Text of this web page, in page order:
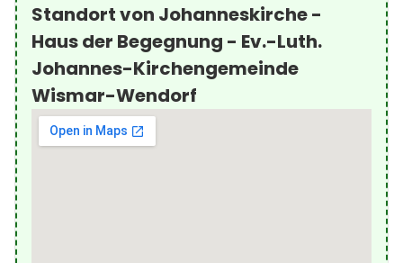
Standort von Johanneskirche -
Haus der Begegnung - Ev.-Luth.
Johannes-Kirchengemeinde
Wismar-Wendorf